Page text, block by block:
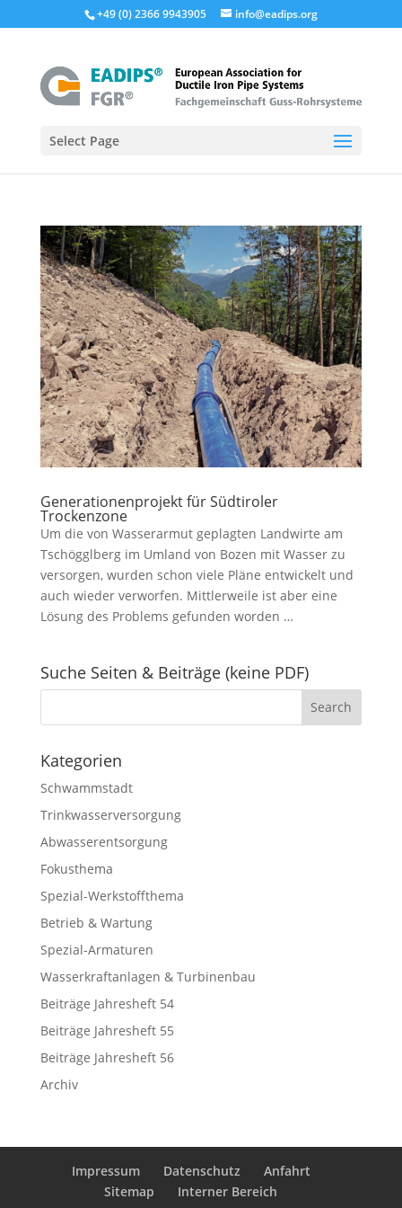
+49 (0) 2366 9943905 info@eadips.org
Select Page
Generationenprojekt für Südtiroler
Trockenzone
Um die von Wasserarmut geplagten Landwirte am
Tschögglberg im Umland von Bozen mit Wasser zu
versorgen, wurden schon viele Pläne entwickelt und
auch wieder verworfen. Mittlerweile ist aber eine
Lösung des Problems gefunden worden …
Suche Seiten & Beiträge (keine PDF)
Kategorien
Schwammstadt
Trinkwasserversorgung
Abwasserentsorgung
Fokusthema
Spezial-Werkstoffthema
Betrieb & Wartung
Spezial-Armaturen
Wasserkraftanlagen & Turbinenbau
Beiträge Jahresheft 54
Beiträge Jahresheft 55
Beiträge Jahresheft 56
Archiv
Impressum Datenschutz
Anfahrt
Sitemap
Interner Bereich